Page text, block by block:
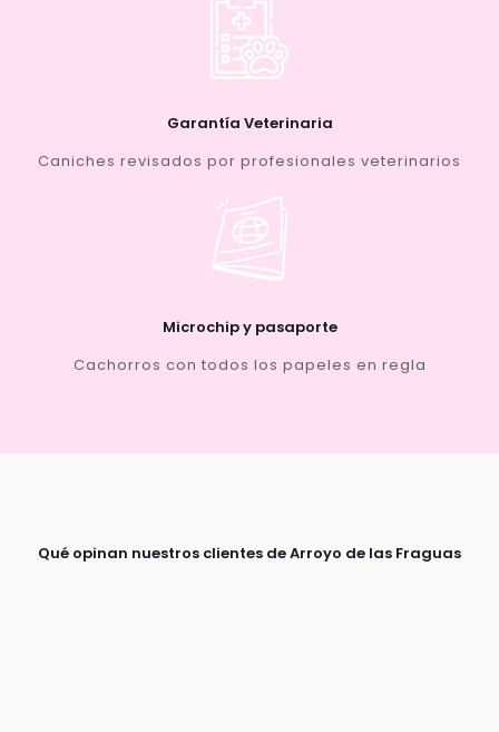
Garantía Veterinaria
Caniches revisados por profesionales veterinarios
Microchip y pasaporte
Cachorros con todos los papeles en regla
Qué opinan nuestros clientes de Arroyo de las Fraguas